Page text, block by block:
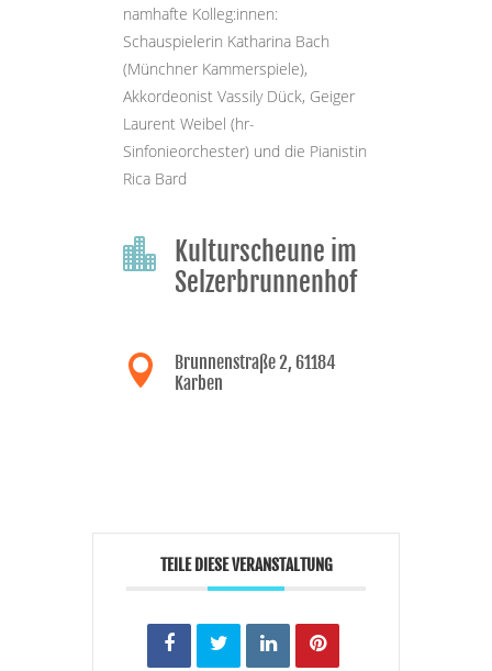
namhafte Kolleg:innen:
Schauspielerin Katharina Bach
(Münchner Kammerspiele),
Akkordeonist Vassily Dück, Geiger
Laurent Weibel (hr-
Sinfonieorchester) und die Pianistin
Rica Bard

Kulturscheune im
Selzerbrunnenhof

Brunnenstraße 2, 61184
Karben
TEILE DIESE VERANSTALTUNG